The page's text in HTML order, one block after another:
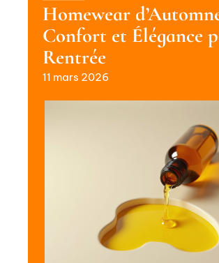
Homewear
Confort et Élégance
Rentrée
11 mars 2026